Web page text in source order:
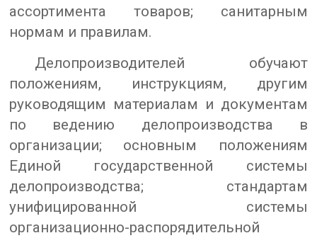
ассортимента товаров; санитарным
нормам и правилам.
Делопроизводителей обучают
положениям, инструкциям, другим
руководящим материалам и документам
по ведению делопроизводства в
организации; основным положениям
Единой государственной системы
делопроизводства; стандартам
унифицированной системы
организационно-распорядительной